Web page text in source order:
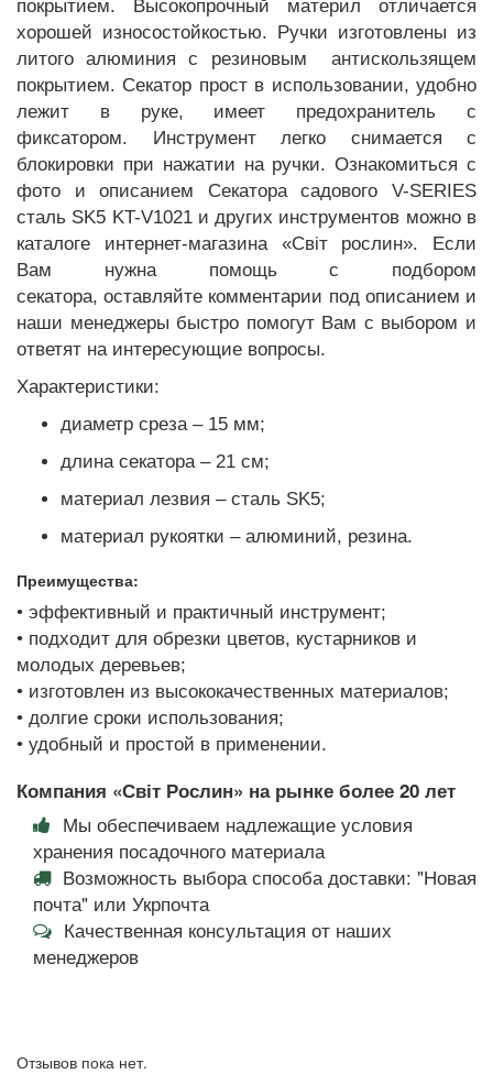
покрытием. Высокопрочный материл отличается
хорошей износостойкостью. Ручки изготовлены из
литого алюминия с резиновым антискользящем
покрытием. Секатор прост в использовании, удобно
лежит в руке, имеет предохранитель с
фиксатором. Инструмент легко снимается с
блокировки при нажатии на ручки. Ознакомиться с
фото и описанием Секатора садового V-SERIES
сталь SK5 KT-V1021 и других инструментов можно в
каталоге интернет-магазина «Світ рослин». Если
Вам нужна помощь с подбором
секатора, оставляйте комментарии под описанием и
наши менеджеры быстро помогут Вам с выбором и
ответят на интересующие вопросы.
Характеристики:
диаметр среза – 15 мм;
длина секатора – 21 см;
материал лезвия – сталь SK5;
материал рукоятки – алюминий, резина.
Преимущества:
• эффективный и практичный инструмент;
• подходит для обрезки цветов, кустарников и
молодых деревьев;
• изготовлен из высококачественных материалов;
• долгие сроки использования;
• удобный и простой в применении.
Компания «Світ Рослин» на рынке более 20 лет
Мы обеспечиваем надлежащие условия
хранения посадочного материала
Возможность выбора способа доставки: "Новая
почта" или Укрпочта
Качественная консультация от наших
менеджеров
Отзывов пока нет.